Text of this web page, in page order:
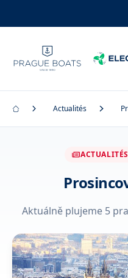
Actualités
ACTUALITÉS
Aktuálně plujeme 5